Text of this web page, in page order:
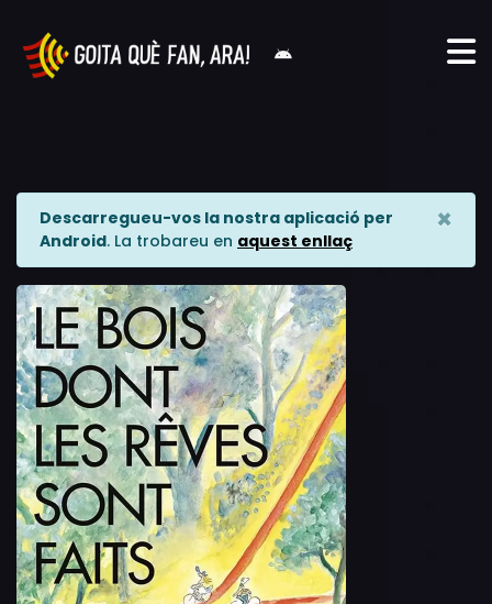
Descarregueu-vos la nostra aplicació per
Android. La trobareu en aquest enllaç
×